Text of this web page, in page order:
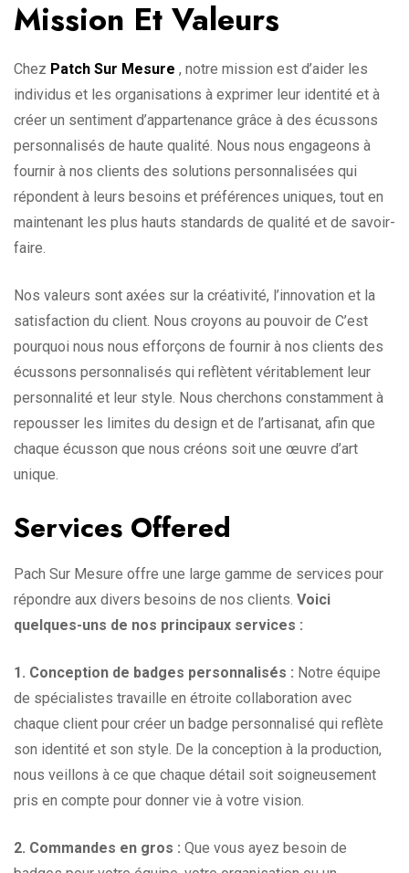
Mission Et Valeurs
Chez Patch Sur Mesure , notre mission est d’aider les
individus et les organisations à exprimer leur identité et à
créer un sentiment d’appartenance grâce à des écussons
personnalisés de haute qualité. Nous nous engageons à
fournir à nos clients des solutions personnalisées qui
répondent à leurs besoins et préférences uniques, tout en
maintenant les plus hauts standards de qualité et de savoir-
faire.
Nos valeurs sont axées sur la créativité, l’innovation et la
satisfaction du client. Nous croyons au pouvoir de C’est
pourquoi nous nous efforçons de fournir à nos clients des
écussons personnalisés qui reflètent véritablement leur
personnalité et leur style. Nous cherchons constamment à
repousser les limites du design et de l’artisanat, afin que
chaque écusson que nous créons soit une œuvre d’art
unique.
Services Offered
Pach Sur Mesure offre une large gamme de services pour
répondre aux divers besoins de nos clients. Voici
quelques-uns de nos principaux services :
1. Conception de badges personnalisés : Notre équipe
de spécialistes travaille en étroite collaboration avec
chaque client pour créer un badge personnalisé qui reflète
son identité et son style. De la conception à la production,
nous veillons à ce que chaque détail soit soigneusement
pris en compte pour donner vie à votre vision.
2. Commandes en gros : Que vous ayez besoin de